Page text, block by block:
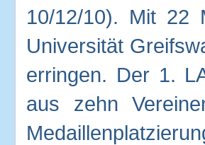
10/12/10). Mit 22
Universität
erringen. Der 1.
aus zehn